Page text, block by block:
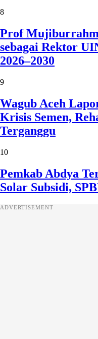
8
Prof
sebagai Rektor
2026–2030
9
Wagub Aceh
Krisis Semen,
Terganggu
10
Pemkab Abdya
Solar Subsidi,
ADVERTISEMENT